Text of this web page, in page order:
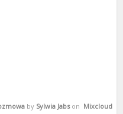
by Sylwia Jabson Mixcloud